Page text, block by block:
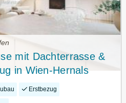
mit Dachterrasse &
in Wien-Hernals
Erstbezug